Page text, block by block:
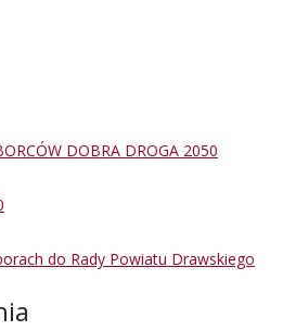
DOBRA DROGA 2050
do Rady Powiatu Drawskiego